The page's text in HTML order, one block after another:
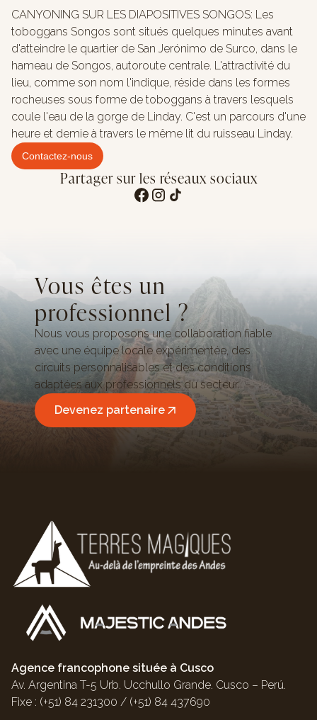
CANYONING SUR LES DIAPOSITIVES SONGOS: Les
toboggans Songos sont situés quelques minutes avant
d'atteindre le quartier de San Jerónimo de Surco, dans le
hameau de Songos, autoroute centrale. L'attractivité du
lieu, comme son nom l'indique, réside dans les formes
rocheuses sous forme de toboggans à travers lesquels
coule l'eau de la gorge de Linday. C'est un parcours d'une
heure et demie à travers le même lit du ruisseau Linday.
Contactez-nous
Partager sur les réseaux sociaux
Vous êtes un
professionnel ?
Nous vous proposons une collaboration fiable
avec une équipe locale expérimentée, des
circuits personnalisables et des conditions
adaptées aux professionnels du secteur.
Devenez partenaire
Agence francophone située à Cusco
Av. Argentina T-5 Urb. Ucchullo Grande. Cusco – Perú.
Fixe : (+51) 84 231300 / (+51) 84 437690